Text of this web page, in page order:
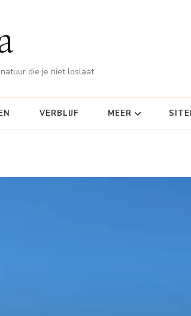
die je niet loslaat
VERBLIJF MEER